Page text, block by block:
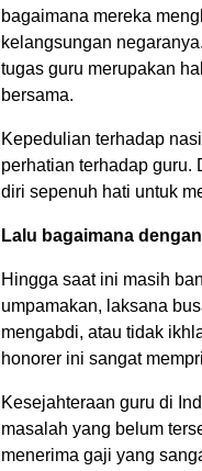
bagaimana mereka
kelangsungan
tugas guru merupakan
bersama.
Kepedulian terhadap
perhatian terhadap guru.
diri sepenuh hati untuk
Lalu bagaimana
Hingga saat ini masih
umpamakan, laksana
mengabdi, atau tidak
honorer ini sangat
Kesejahteraan guru di
masalah yang belum
menerima gaji yang